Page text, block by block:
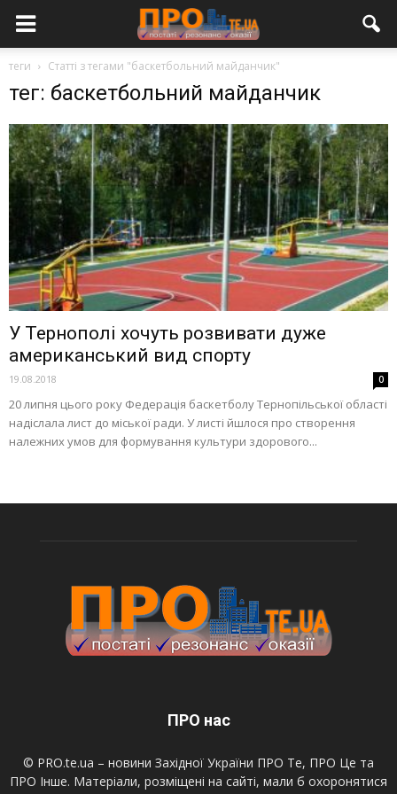
теги Статті з тегами "баскетбольний майданчик"
тег: баскетбольний майданчик
У Тернополі хочуть розвивати дуже
американський вид спорту
19.08.2018 0
20 липня цього року Федерація баскетболу Тернопільської області
надіслала лист до міської ради. У листі йшлося про створення
належних умов для формування культури здорового...
ПРО нас
© PRO.te.ua – новини Західної України ПРО Те, ПРО Це та
ПРО Інше. Матеріали, розміщені на сайті, мали б охоронятися